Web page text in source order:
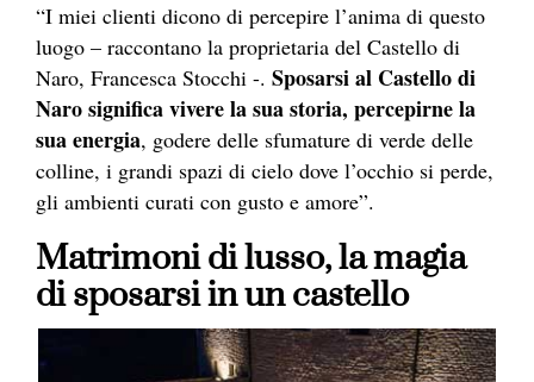
“I miei clienti dicono di percepire l’anima di questo
luogo – raccontano la proprietaria del Castello di
Naro, Francesca Stocchi -. Sposarsi al Castello di
Naro significa vivere la sua storia, percepirne la
sua energia, godere delle sfumature di verde delle
colline, i grandi spazi di cielo dove l’occhio si perde,
gli ambienti curati con gusto e amore”.
Matrimoni di lusso, la magia
di sposarsi in un castello